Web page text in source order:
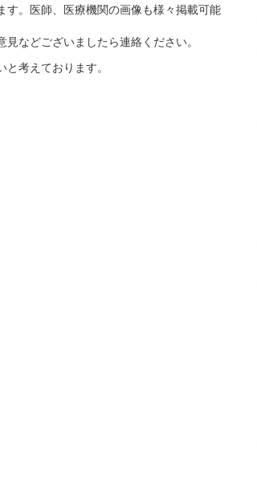
。医師、医療機関の画像も様々掲載可能
などございましたら連絡ください。
考えております。